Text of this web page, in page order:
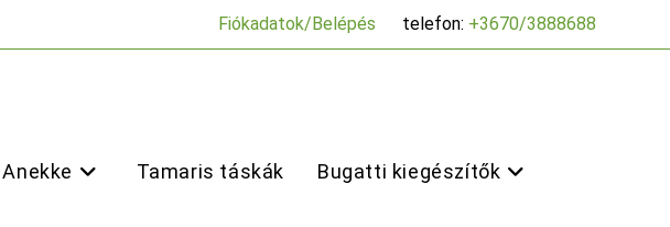
Fiókadatok/Belépés telefon: +3670/3888688
Anekke Tamaris táskák Bugatti kiegészítők